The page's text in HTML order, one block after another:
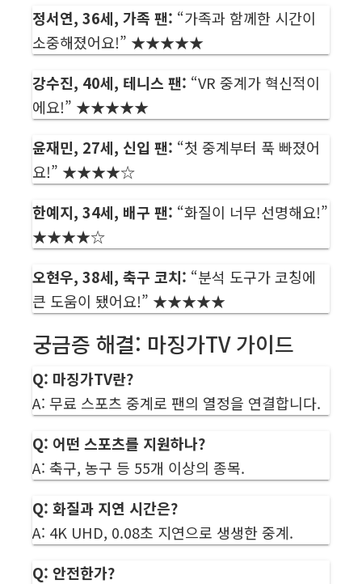
정서연, 36세, 가족 팬: “가족과 함께한 시간이
소중해졌어요!” ★★★★★
강수진, 40세, 테니스 팬: “VR 중계가 혁신적이
에요!” ★★★★★
윤재민, 27세, 신입 팬: “첫 중계부터 푹 빠졌어
요!” ★★★★☆
한예지, 34세, 배구 팬: “화질이 너무 선명해요!”
★★★★☆
오현우, 38세, 축구 코치: “분석 도구가 코칭에
큰 도움이 됐어요!” ★★★★★
궁금증 해결: 마징가TV 가이드
Q: 마징가TV란?
A: 무료 스포츠 중계로 팬의 열정을 연결합니다.
Q: 어떤 스포츠를 지원하나?
A: 축구, 농구 등 55개 이상의 종목.
Q: 화질과 지연 시간은?
A: 4K UHD, 0.08초 지연으로 생생한 중계.
Q: 안전한가?